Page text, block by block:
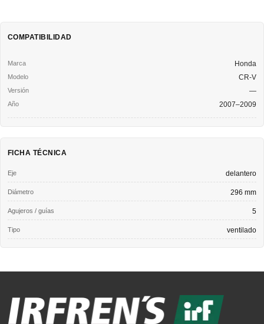
COMPATIBILIDAD
Honda
CR-V
—
2007–2009
FICHA TÉCNICA
Eje delantero
Diámetro 296 mm
Agujeros / guías 5
Tipo ventilado